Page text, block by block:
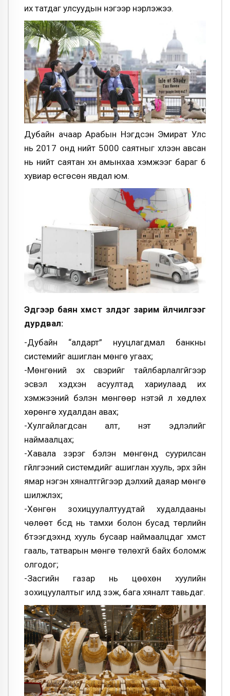
их татдаг улсуудын нэгээр нэрлэжээ.
Дубайн ачаар Арабын Нэгдсэн Эмират Улс
нь 2017 онд нийт 5000 саятныг хүлээн авсан
нь нийт саятан хүн амынхаа хэмжээг бараг 6
хувиар өсгөсөн явдал юм.
Эдгээр баян хүмүүст үзүүлдэг зарим үйлчилгээг
дурдвал:
-Дубайн “алдарт” нууцлагдмал банкны
системийг ашиглан мөнгө угаах;
-Мөнгөний эх үүсвэрийг тайлбарлалгүйгээр
эсвэл хэдхэн асуултад хариулаад их
хэмжээний бэлэн мөнгөөр үнэтэй үл хөдлөх
хөрөнгө худалдан авах;
-Хулгайлагдсан алт, үнэт эдлэлийг
наймаалцах;
-Хавала зэрэг бэлэн мөнгөнд суурилсан
гүйлгээний системүүдийг ашиглан хууль, эрх зүйн
ямар нэгэн хяналтгүйгээр дэлхий даяар мөнгө
шилжүүлэх;
-Хөнгөн зохицуулалтуудтай худалдааны
чөлөөт бүсүүд нь тамхи болон бусад төрлийн
бүтээгдэхүүнүүд хууль бусаар наймаалцдаг хүмүүст
гааль, татварын мөнгө төлөхгүй байх боломж
олгодог;
-Засгийн газар нь цөөхөн хуулийн
зохицуулалтыг илүүд үзэж, бага хяналт тавьдаг.